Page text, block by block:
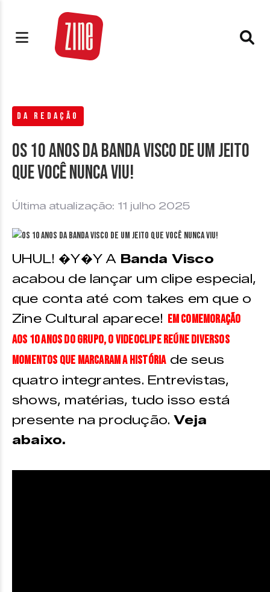
DA REDAÇÃO
Os 10 anos da Banda Visco de um jeito
que você nunca viu!
Última atualização: 11 julho 2025
UHUL! �Y�Y A Banda Visco
acabou de lançar um clipe especial,
que conta até com takes em que o
Zine Cultural aparece! Em comemoração
aos 10 anos do grupo, o videoclipe reúne diversos
momentos que marcaram a históriade seus
quatro integrantes. Entrevistas,
shows, matérias, tudo isso está
presente na produção.Veja
abaixo.